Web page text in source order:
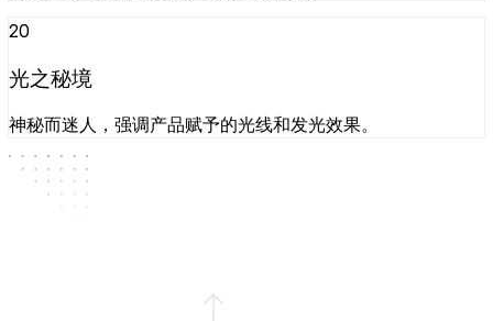
20
光之秘境
神秘而迷人，强调产品赋予的光线和发光效果。